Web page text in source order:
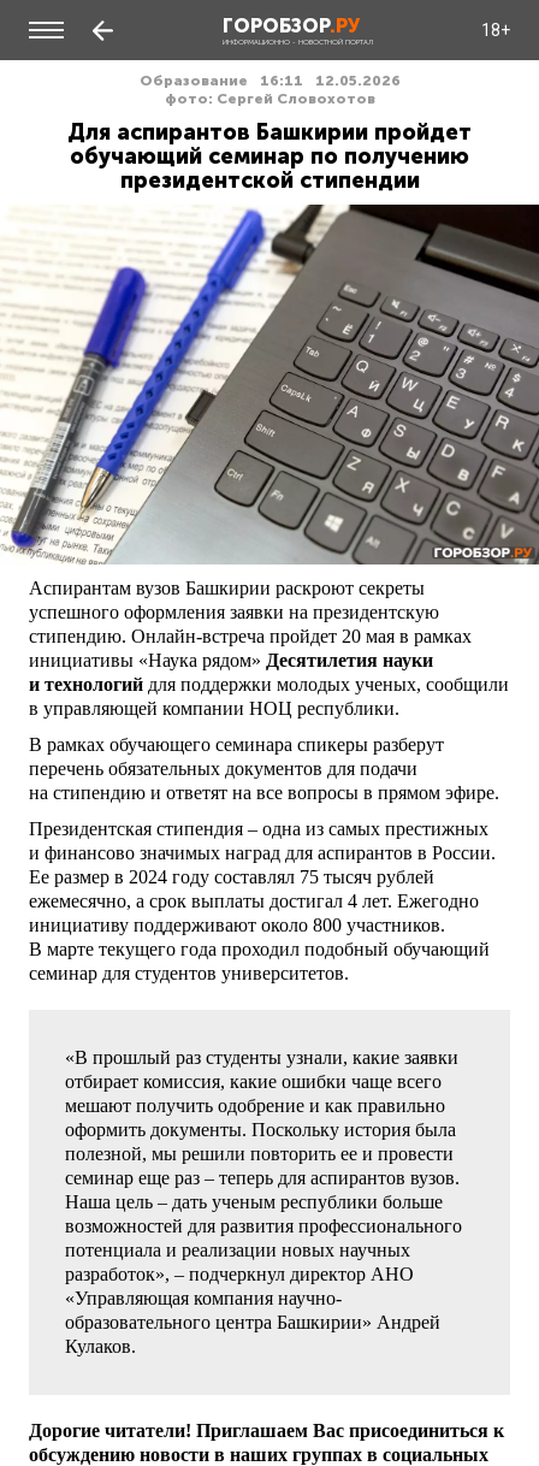
ГОРОБЗОР.РУ
ИНФОРМАЦИОННО - НОВОСТНОЙ ПОРТАЛ
18+
Образование 16:11
12.05.2026
фото: Сергей Словохотов
Для аспирантов Башкирии пройдет
обучающий семинар по получению
президентской стипендии
Аспирантам вузов Башкирии раскроют секреты
успешного оформления заявки на президентскую
стипендию. Онлайн-встреча пройдет 20 мая в рамках
инициативы «Наука рядом» Десятилетия науки
и технологий для поддержки молодых ученых, сообщили
в управляющей компании НОЦ республики.
В рамках обучающего семинара спикеры разберут
перечень обязательных документов для подачи
на стипендию и ответят на все вопросы в прямом эфире.
Президентская стипендия – одна из самых престижных
и финансово значимых наград для аспирантов в России.
Ее размер в 2024 году составлял 75 тысяч рублей
ежемесячно, а срок выплаты достигал 4 лет. Ежегодно
инициативу поддерживают около 800 участников.
В марте текущего года проходил подобный обучающий
семинар для студентов университетов.
«В прошлый раз студенты узнали, какие заявки
отбирает комиссия, какие ошибки чаще всего
мешают получить одобрение и как правильно
оформить документы. Поскольку история была
полезной, мы решили повторить ее и провести
семинар еще раз – теперь для аспирантов вузов.
Наша цель – дать ученым республики больше
возможностей для развития профессионального
потенциала и реализации новых научных
разработок», – подчеркнул директор АНО
«Управляющая компания научно-
образовательного центра Башкирии» Андрей
Кулаков.
Дорогие читатели! Приглашаем Вас присоединиться к
обсуждению новости в наших группах в социальных